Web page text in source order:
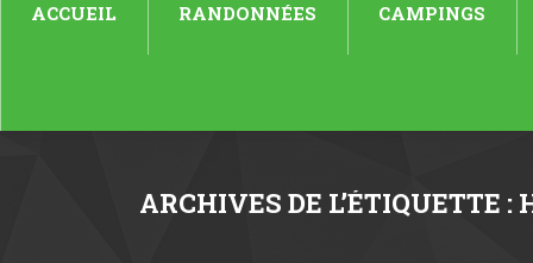
ACCUEIL RANDONNÉES CAMPINGS
ARCHIVES DE L’ÉTIQUETTE :